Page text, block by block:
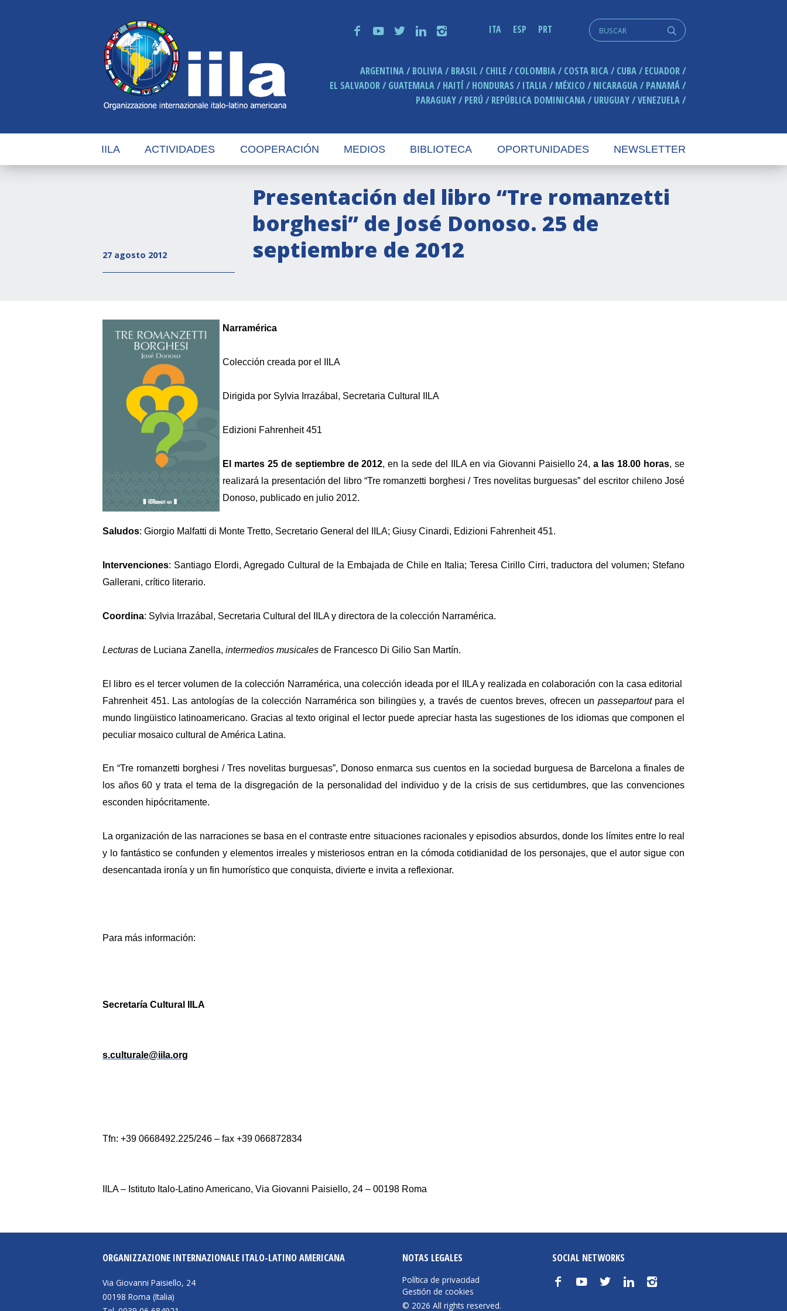
f y t n i ITA ESP PRT q
Search
for:
ARGENTINA BOLIVIA BRASIL CHILE COLOMBIA COSTA RICA CUBA
ECUADOR
EL SALVADOR
GUATEMALA HAITÍ HONDURAS ITALIA MÉXICO NICARAGUA
PANAMÁ
PARAGUAY
PERÚ REPÚBLICA DOMINICANA URUGUAY VENEZUELA
IILA ACTIVIDADES COOPERACIÓN MEDIOS BIBLIOTECA OPORTUNIDADES NEWSLETTER
27 agosto 2012
Presentación del libro “Tre romanzetti
borghesi” de José Donoso. 25 de
septiembre de 2012
Narramérica
Colección creada por el IILA
Dirigida por Sylvia Irrazábal, Secretaria Cultural IILA
Edizioni Fahrenheit 451
El martes 25 de septiembre de 2012, en la sede del IILA en via Giovanni Paisiello 24,a las 18.00 horas, se
realizará la presentación del libro “Tre romanzetti borghesi / Tres novelitas burguesas” del escritor chileno José
Donoso, publicado en julio 2012.
Saludos: Giorgio Malfatti di Monte Tretto, Secretario General del IILA; Giusy Cinardi, Edizioni Fahrenheit 451.
Intervenciones: Santiago Elordi, Agregado Cultural de la Embajada de Chile en Italia; Teresa Cirillo Cirri, traductora del volumen; Stefano
Gallerani, crítico literario.
Coordina: Sylvia Irrazábal, Secretaria Cultural del IILA y directora de la colección Narramérica.
Lecturas de Luciana Zanella, intermedios musicales de Francesco Di Gilio San Martín.
El libro es el tercer volumen de la colección Narramérica, una colección ideada por el IILA y realizada en colaboración con la casa editorial
Fahrenheit 451. Las antologías de la colección Narramérica son bilingües y, a través de cuentos breves, ofrecen un passepartout para el
mundo lingüistico latinoamericano. Gracias al texto original el lector puede apreciar hasta las sugestiones de los idiomas que componen el
peculiar mosaico cultural de América Latina.
En “Tre romanzetti borghesi / Tres novelitas burguesas”, Donoso enmarca sus cuentos en la sociedad burguesa de Barcelona a finales de
los años 60 y trata el tema de la disgregación de la personalidad del individuo y de la crisis de sus certidumbres, que las convenciones
esconden hipócritamente.
La organización de las narraciones se basa en el contraste entre situaciones racionales y episodios absurdos, donde los límites entre lo real
y lo fantástico se confunden y elementos irreales y misteriosos entran en la cómoda cotidianidad de los personajes, que el autor sigue con
desencantada ironía y un fin humorístico que conquista, divierte e invita a reflexionar.
Para más información:
Secretaría Cultural IILA
s.culturale@iila.org
Tfn: +39 0668492.225/246 – fax +39 066872834
IILA – Istituto Italo-Latino Americano, Via Giovanni Paisiello, 24 – 00198 Roma
ORGANIZZAZIONE INTERNAZIONALE ITALO-LATINO AMERICANA
Via Giovanni Paisiello, 24
00198 Roma (Italia)
NOTAS LEGALES
Política de privacidad
Gestión de cookies
© 2026 All rights reserved.
SOCIAL NETWORKS
f y t n i